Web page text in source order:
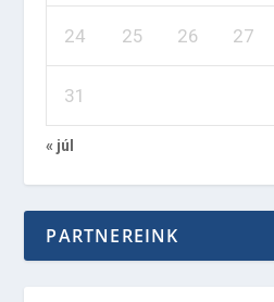
24 25 26 27
31
« júl
PARTNEREINK